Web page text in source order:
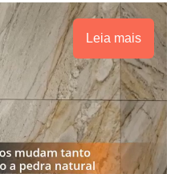
Leia mais